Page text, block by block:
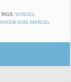
TAGS :VOSGES
KISS MARCEL